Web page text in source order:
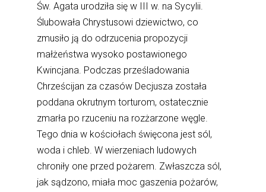
Św. Agata urodziła się w III w. na Sycylii.
Ślubowała Chrystusowi dziewictwo, co
zmusiło ją do odrzucenia propozycji
małżeństwa wysoko postawionego
Kwincjana. Podczas prześladowania
Chrześcijan za czasów Decjusza została
poddana okrutnym torturom, ostatecznie
zmarła po rzuceniu na rozżarzone węgle.
Tego dnia w kościołach święcona jest sól,
woda i chleb. W wierzeniach ludowych
chroniły one przed pożarem. Zwłaszcza sól,
jak sądzono, miała moc gaszenia pożarów,